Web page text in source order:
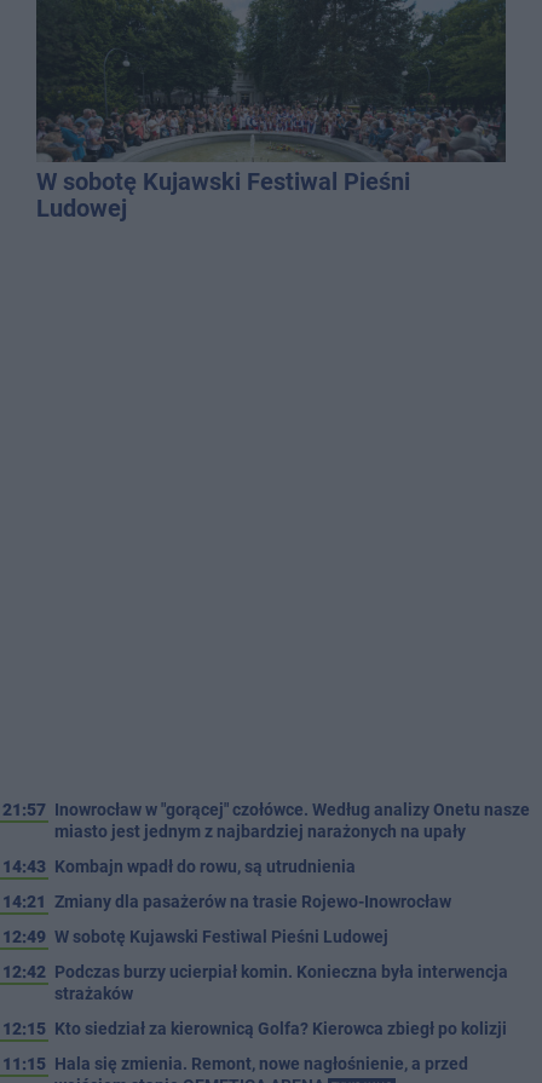
W sobotę Kujawski Festiwal Pieśni
Ludowej
21:57 Inowrocław w "gorącej" czołówce. Według analizy Onetu nasze
miasto jest jednym z najbardziej narażonych na upały
14:43 Kombajn wpadł do rowu, są utrudnienia
14:21 Zmiany dla pasażerów na trasie Rojewo-Inowrocław
12:49 W sobotę Kujawski Festiwal Pieśni Ludowej
12:42 Podczas burzy ucierpiał komin. Konieczna była interwencja
strażaków
12:15 Kto siedział za kierownicą Golfa? Kierowca zbiegł po kolizji
11:15 Hala się zmienia. Remont, nowe nagłośnienie, a przed